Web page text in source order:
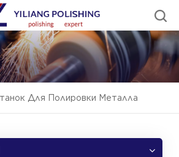
Для Полировки Металла